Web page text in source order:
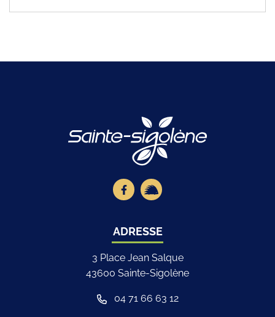
Lien vers le compte Facebook
Lien vers la page illiwap
ADRESSE
3 Place Jean Salque
43600 Sainte-Sigolène
04 71 66 63 12